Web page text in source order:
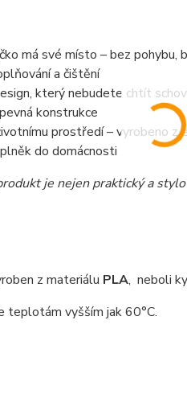
má své místo – bez pohybu,
a čištění
který nebudete chtít
konstrukce
prostředí – vyrobeno z
do domácnosti
je nejen praktický a
z materiálu PLA, neboli
teplotám vyšším jak 60°C.